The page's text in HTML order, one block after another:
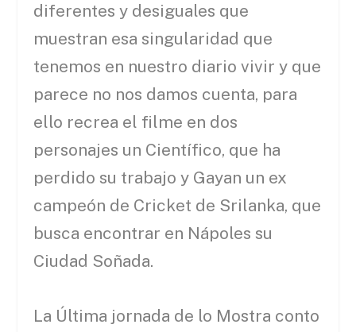
diferentes y desiguales que
muestran esa singularidad que
tenemos en nuestro diario vivir y que
parece no nos damos cuenta, para
ello recrea el filme en dos
personajes un Científico, que ha
perdido su trabajo y Gayan un ex
campeón de Cricket de Srilanka, que
busca encontrar en Nápoles su
Ciudad Soñada.
La Última jornada de lo Mostra conto